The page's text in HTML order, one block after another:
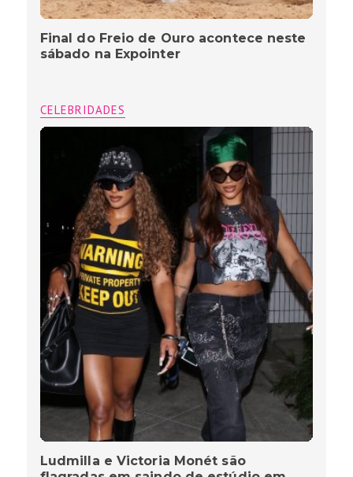
Final do Freio de Ouro acontece neste
sábado na Expointer
CELEBRIDADES
Ludmilla e Victoria Monét são